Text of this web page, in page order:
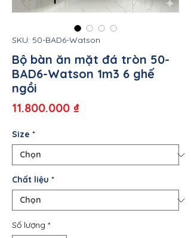
SKU: 50-BAD6-Watson
Bộ bàn ăn mặt đá tròn 50-
BAD6-Watson 1m3 6 ghế
ngồi
11.800.000 ₫Giá
Size *
Chất liệu *
Số lượng *